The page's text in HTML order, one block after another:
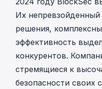
Их
решения,
эффективность
конкурентов.
стремящиеся к
безопасности своих